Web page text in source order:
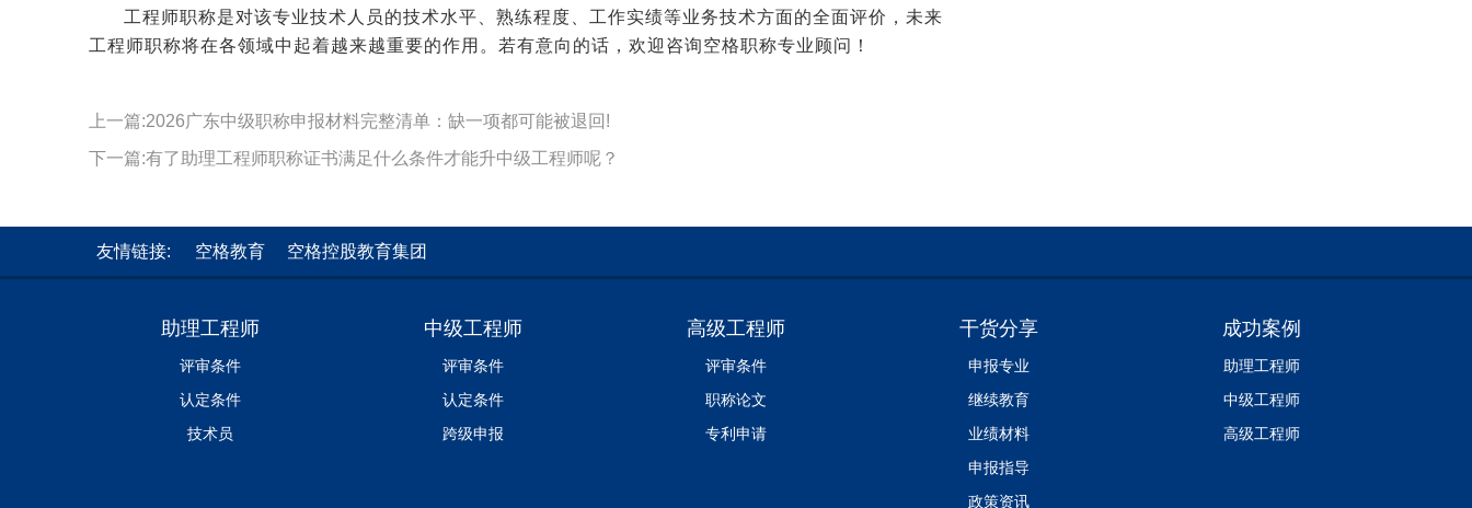
工程师职称是对该专业技术人员的技术水平、熟练程度、工作实绩等业务技术方面的全面评价，未来
工程师职称将在各领域中起着越来越重要的作用。若有意向的话，欢迎咨询空格职称专业顾问！
上一篇:2026广东中级职称申报材料完整清单：缺一项都可能被退回!
下一篇:有了助理工程师职称证书满足什么条件才能升中级工程师呢？
友情链接: 空格教育 空格控股教育集团
助理工程师
评审条件
认定条件
技术员
中级工程师
评审条件
认定条件
跨级申报
高级工程师
评审条件
职称论文
专利申请
干货分享
申报专业
继续教育
业绩材料
申报指导
政策资讯
成功案例
助理工程师
中级工程师
高级工程师